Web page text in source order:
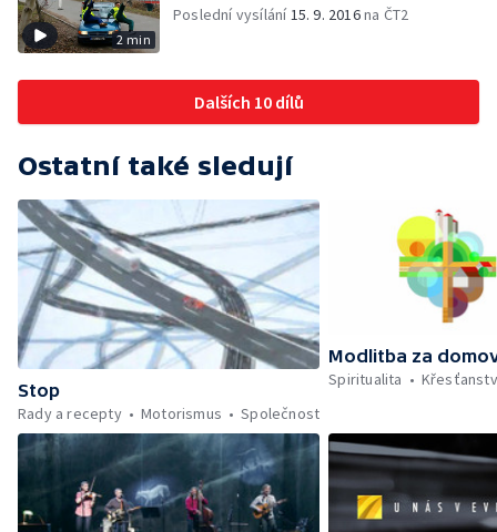
2 min
Poslední vysílání15. 9. 2016na ČT2
Dalších 10 dílů
Ostatní také sledují
Stop
Rady a recepty
Motorismus Společnost
Modlitba za
Spiritualita